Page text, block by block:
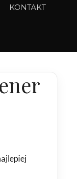
KONTAKT